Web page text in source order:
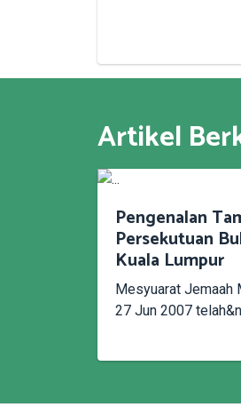
Artikel
Pengenalan
Persekutuan
Kuala Lumpur
Mesyuarat Jemaah
27 Jun 2007